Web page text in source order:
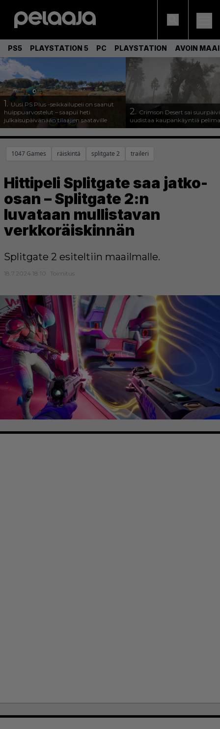
PS5 PLAYSTATION 5 PC PLAYSTATION AVOIN
1. Uusi PS Plus -seikkailupeli on saanut
huippuarvostelut – saapui heti
julkaisupäivänään tilaajien saataville
2. Crimson Desert sai
uudistaa kaupankäyntiä
1047 Games räiskintä splitgate 2 traileri
Hittipeli Splitgate saa jatko-
osan – Splitgate 2:n
luvataan mullistavan
verkkoräiskinnän
Splitgate 2 esiteltiin maailmalle.
18.7.2024 18:10 Toimitus